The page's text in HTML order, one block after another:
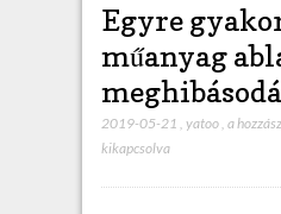
Egyre
műanyag
2019-05-21 yatoo, E
a
kikapcsolva